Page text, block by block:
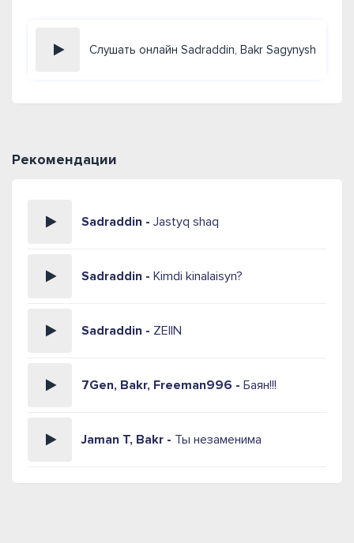
Слушать онлайн Sadraddin, Bakr Sagynysh
Рекомендации
Sadraddin - Jastyq shaq
Sadraddin - Kimdi kinalaisyn?
Sadraddin - ZEIIN
7Gen, Bakr, Freeman996 - Баян!!!
Jaman T, Bakr - Ты незаменима